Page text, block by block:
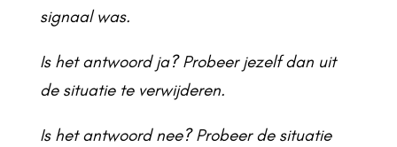
signaal was.
Is het antwoord ja? Probeer jezelf dan uit
de situatie te verwijderen.
Is het antwoord nee? Probeer de situatie